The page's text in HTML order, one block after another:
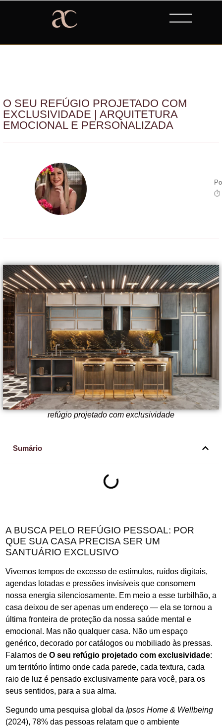
O SEU REFÚGIO PROJETADO COM
EXCLUSIVIDADE | ARQUITETURA
EMOCIONAL E PERSONALIZADA
⏱
refúgio projetado com exclusividade
Sumário
A BUSCA PELO REFÚGIO PESSOAL: POR
QUE SUA CASA PRECISA SER UM
SANTUÁRIO EXCLUSIVO
Vivemos tempos de excesso de estímulos, ruídos digitais,
agendas lotadas e pressões invisíveis que consomem
nossa energia silenciosamente. Em meio a esse turbilhão, a
casa deixou de ser apenas um endereço — ela se tornou a
última fronteira de proteção da nossa saúde mental e
emocional. Mas não qualquer casa. Não um espaço
genérico, decorado por catálogos ou mobiliado às pressas.
Falamos de O seu refúgio projetado com exclusividade:
um território íntimo onde cada parede, cada textura, cada
raio de luz é pensado exclusivamente para você, para os
seus sentidos, para a sua alma.
Segundo uma pesquisa global da Ipsos Home & Wellbeing
(2024), 78% das pessoas relatam que o ambiente